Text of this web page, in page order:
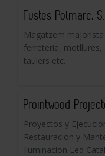
Fustes Polmarc,
Magatzem
ferreteria, motllures,
taulers etc.
Prointwood
Proyectos y
Restauracion y
Iluminacion Led